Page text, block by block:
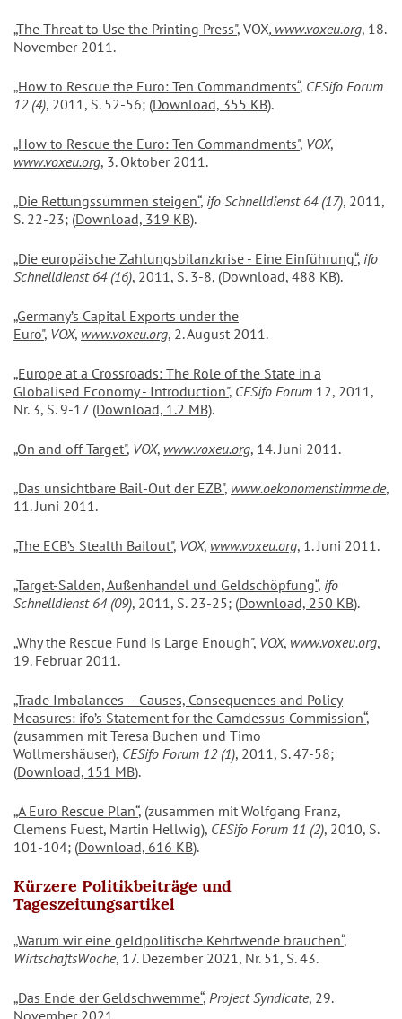
„The Threat to Use the Printing Press", VOX, www.voxeu.org, 18.
November 2011.
„How to Rescue the Euro: Ten Commandments“, CESifo Forum
12 (4), 2011, S. 52-56; (Download, 355 KB).
„How to Rescue the Euro: Ten Commandments", VOX,
www.voxeu.org, 3. Oktober 2011.
„Die Rettungssummen steigen“, ifo Schnelldienst 64 (17), 2011,
S. 22-23; (Download, 319 KB).
„Die europäische Zahlungsbilanzkrise - Eine Einführung“, ifo
Schnelldienst 64 (16), 2011, S. 3-8, (Download, 488 KB).
„Germany’s Capital Exports under the
Euro", VOX, www.voxeu.org, 2. August 2011.
„Europe at a Crossroads: The Role of the State in a
Globalised Economy - Introduction", CESifo Forum 12, 2011,
Nr. 3, S. 9-17 (Download, 1.2 MB).
„On and off Target", VOX, www.voxeu.org, 14. Juni 2011.
„Das unsichtbare Bail-Out der EZB", www.oekonomenstimme.de,
11. Juni 2011.
„The ECB’s Stealth Bailout", VOX, www.voxeu.org, 1. Juni 2011.
„Target-Salden, Außenhandel und Geldschöpfung“, ifo
Schnelldienst 64 (09), 2011, S. 23-25; (Download, 250 KB).
„Why the Rescue Fund is Large Enough", VOX, www.voxeu.org,
19. Februar 2011.
„Trade Imbalances – Causes, Consequences and Policy
Measures: ifo’s Statement for the Camdessus Commission“,
(zusammen mit Teresa Buchen und Timo
Wollmershäuser), CESifo Forum 12 (1), 2011, S. 47-58;
(Download, 151 MB).
„A Euro Rescue Plan“, (zusammen mit Wolfgang Franz,
Clemens Fuest, Martin Hellwig), CESifo Forum 11 (2), 2010, S.
101-104; (Download, 616 KB).
Kürzere Politikbeiträge und
Tageszeitungsartikel
„Warum wir eine geldpolitische Kehrtwende brauchen“,
WirtschaftsWoche, 17. Dezember 2021, Nr. 51, S. 43.
„Das Ende der Geldschwemme“, Project Syndicate, 29.